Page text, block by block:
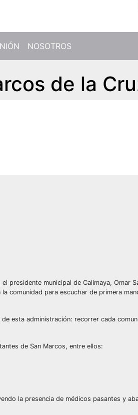
NOSOTROS
de la
presidente municipal de Calimaya, Omar
comunidad para escuchar de primera
esta administración: recorrer cada
de San Marcos, entre ellos:
la presencia de médicos pasantes y